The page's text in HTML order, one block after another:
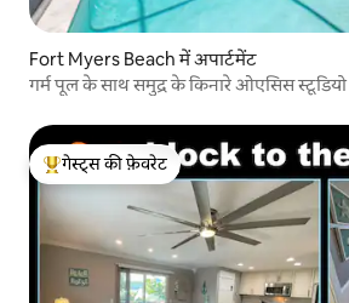
Fort Myers Beach में अपार्टमेंट
गर्म पूल के साथ समुद्र के किनारे ओएसिस स्टूडियो
गेस्ट्स का टॉप फ़ेवरेट
गेस्ट्स की फ़ेवरेट